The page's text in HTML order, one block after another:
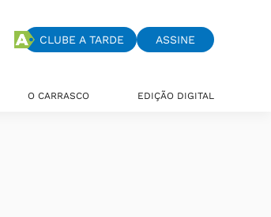
CLUBE A TARDE ASSINE
O CARRASCO EDIÇÃO DIGITAL